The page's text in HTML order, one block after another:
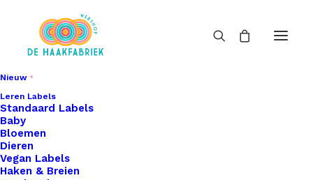
Nieuw
Leren Labels
Standaard Labels
Baby
Bloemen
Dieren
Vegan Labels
Haken & Breien